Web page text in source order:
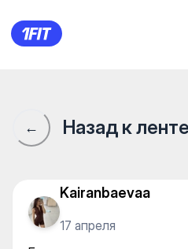
Eyva Space —
← Назад к ленте
Kairanbaevaa
17 апреля